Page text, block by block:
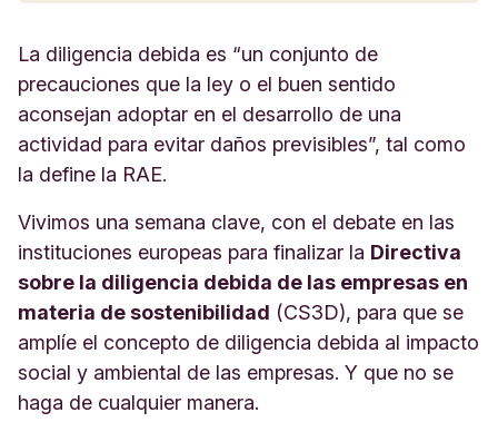
La diligencia debida es “un conjunto de
precauciones que la ley o el buen sentido
aconsejan adoptar en el desarrollo de una
actividad para evitar daños previsibles”, tal como
la define la RAE.
Vivimos una semana clave, con el debate en las
instituciones europeas para finalizar la Directiva
sobre la diligencia debida de las empresas en
materia de sostenibilidad (CS3D), para que se
amplíe el concepto de diligencia debida al impacto
social y ambiental de las empresas. Y que no se
haga de cualquier manera.